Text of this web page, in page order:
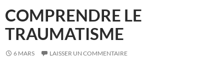
COMPRENDRE LE
TRAUMATISME
6 MARS LAISSER UN COMMENTAIRE